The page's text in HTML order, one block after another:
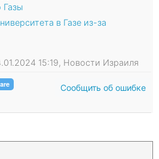
Газы
в Газе из-за
15:19, Новости Израиля
Сообщить об ошибке